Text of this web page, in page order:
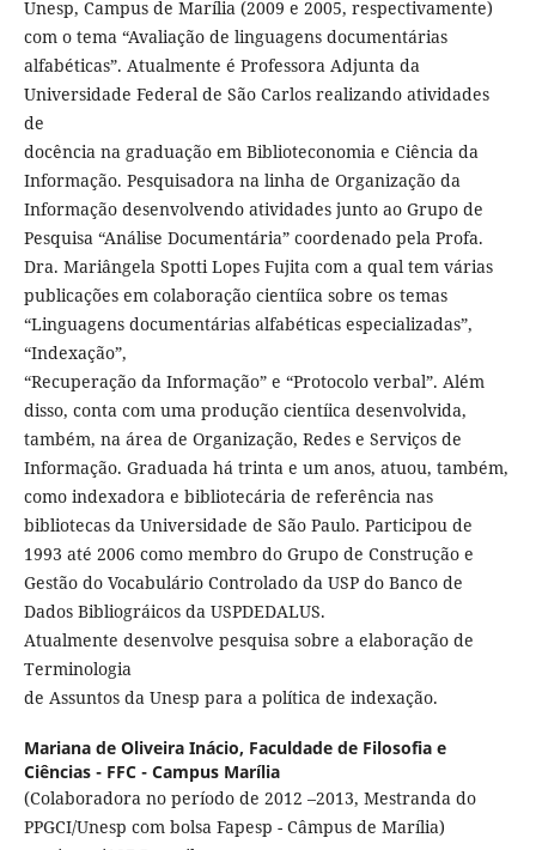
Unesp, Campus de Marília (2009 e 2005, respectivamente)
com o tema “Avaliação de linguagens documentárias
alfabéticas”. Atualmente é Professora Adjunta da
Universidade Federal de São Carlos realizando atividades
de
docência na graduação em Biblioteconomia e Ciência da
Informação. Pesquisadora na linha de Organização da
Informação desenvolvendo atividades junto ao Grupo de
Pesquisa “Análise Documentária” coordenado pela Profa.
Dra. Mariângela Spotti Lopes Fujita com a qual tem várias
publicações em colaboração cientíica sobre os temas
“Linguagens documentárias alfabéticas especializadas”,
“Indexação”,
“Recuperação da Informação” e “Protocolo verbal”. Além
disso, conta com uma produção cientíica desenvolvida,
também, na área de Organização, Redes e Serviços de
Informação. Graduada há trinta e um anos, atuou, também,
como indexadora e bibliotecária de referência nas
bibliotecas da Universidade de São Paulo. Participou de
1993 até 2006 como membro do Grupo de Construção e
Gestão do Vocabulário Controlado da USP do Banco de
Dados Bibliográicos da USPDEDALUS.
Atualmente desenvolve pesquisa sobre a elaboração de
Terminologia
de Assuntos da Unesp para a política de indexação.
Mariana de Oliveira Inácio, Faculdade de Filosofia e
Ciências - FFC - Campus Marília
(Colaboradora no período de 2012 –2013, Mestranda do
PPGCI/Unesp com bolsa Fapesp - Câmpus de Marília)